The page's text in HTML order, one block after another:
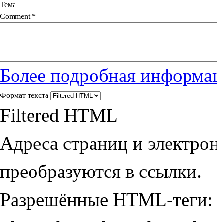
Тема
Comment *
Более подробная
Формат текста
Filtered HTML
Адреса страниц и
преобразуются в ссылки.
Разрешённые HTML-